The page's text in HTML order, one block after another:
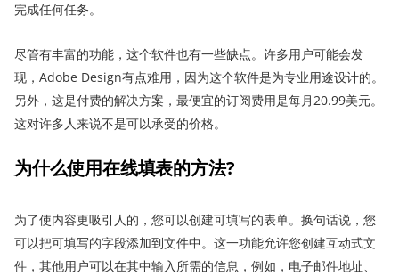
完成任何任务。
尽管有丰富的功能，这个软件也有一些缺点。许多用户可能会发
现，Adobe Design有点难用，因为这个软件是为专业用途设计的。
另外，这是付费的解决方案，最便宜的订阅费用是每月20.99美元。
这对许多人来说不是可以承受的价格。
为什么使用在线填表的方法?
为了使内容更吸引人的，您可以创建可填写的表单。换句话说，您
可以把可填写的字段添加到文件中。这一功能允许您创建互动式文
件，其他用户可以在其中输入所需的信息，例如，电子邮件地址、